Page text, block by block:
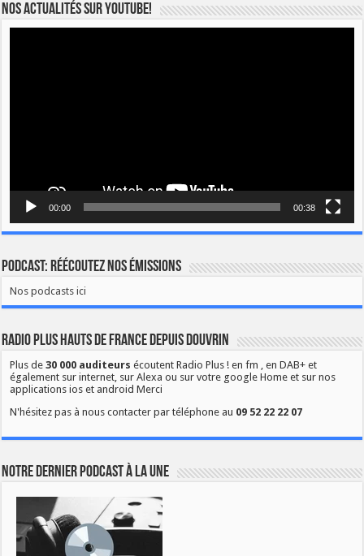
Nos actualités sur YOUTUBE!
00:00 00:38
Podcast: Réécoutez nos émissions
Nos podcasts ici
Radio Plus Hauts de France depuis Douvrin
Plus de30 000 auditeurs écoutent Radio Plus ! en fm , en DAB+ et
également sur internet, sur Alexa ou sur votre google Home et sur nos
applications ios et android Merci
N'hésitez pas à nous contacter par téléphone au 09 52 22 22 07
Notre dernier podcast à la une